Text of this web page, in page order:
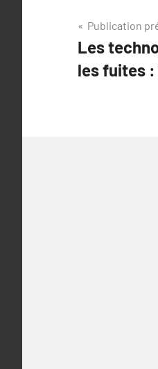
de
l’article
Publication
Les
les fuites